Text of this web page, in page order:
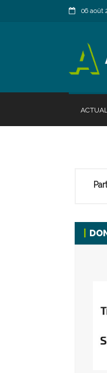
06 août